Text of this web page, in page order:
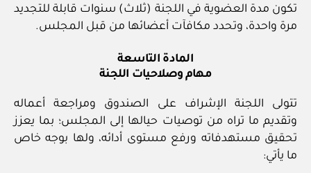
تكون مدة العضوية في اللجنة (ثلاث) سنوات قابلة للتجديد
مرة واحدة، وتحدد مكافآت أعضائها من قبل المجلس.
المادة التاسعة
مهام وصلاحيات اللجنة
تتولى اللجنة الإشراف على الصندوق ومراجعة أعماله
وتقديم ما تراه من توصيات حيالها إلى المجلس؛ بما يعزز
تحقيق مستهدفاته ورفع مستوى أدائه، ولها بوجه خاص
ما يأتي: